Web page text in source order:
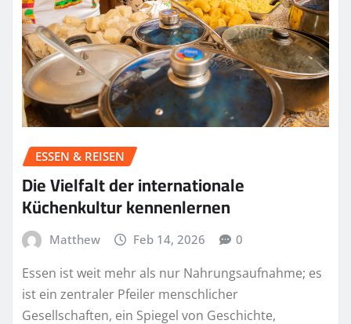
ESSEN & REISEN
Die Vielfalt der internationale
Küchenkultur kennenlernen
Matthew Feb 14, 2026 0
Essen ist weit mehr als nur Nahrungsaufnahme; es
ist ein zentraler Pfeiler menschlicher
Gesellschaften, ein Spiegel von Geschichte,